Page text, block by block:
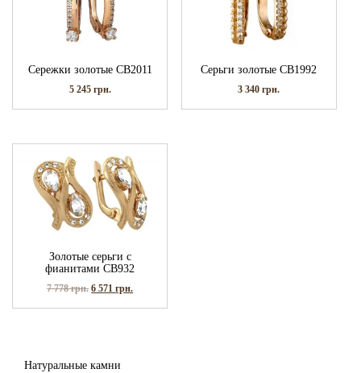
Сережки золотые СВ2011
5 245 грн.
Серьги золотые СВ1992
3 340грн.
Золотые серьги с
фианитами СВ932
7 778грн. 6 571грн.
Натуральные камни